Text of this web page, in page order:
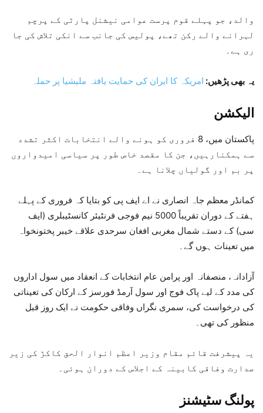
والد، جو پہلے قوم پرست عوامی نیشنل پارٹی کے پرچم
لہرانے والے رکن تھے، پولیس کی جانب سے انکی تلاش کی جا
ری ہے۔
یہ بھی پڑھیں: امریکہ کا ایران کی حمایت یافتہ ملیشیا پر حملہ
الیکشن
پاکستان میں، 8 فروری کو ہونے والے انتخابات اکثر تشدد
سے ہمکنارہیں، جن کا مقصد خاص طور پر سیاسی امیدواروں
پر بم اور گولیاں چلانا ہے۔
کمانڈر معظم جاہ انصاری نے اے ایف پی کو بتایا کہ فروری کے پہلے
ہفتے کے دوران تقریباً 5000 نیم فوجی فرنٹیئر کانسٹیبلری (ایف
سی) کے دستے شمال مغربی افغان سرحدی علاقے خیبر پختونخواہ
میں تعینات ہوں گے۔
آزادانہ، منصفانہ اور پرامن عام انتخابات کے انعقاد میں سول اداروں
کی مدد کے لیے پاک فوج اور سول آرمڈ فورسز کے ارکان کی تعیناتی
کی درخواست کی، سمری نگراں وفاقی حکومت نے ایک روز قبل
منظور کی تھی۔
یہ پیشرفت قائم مقام وزیر اعظم انوار الحق کاکڑ کی زیر
صدارت وفاقی کابینہ کے اجلاس کے دوران ہوئی۔
پولنگ سٹیشنز